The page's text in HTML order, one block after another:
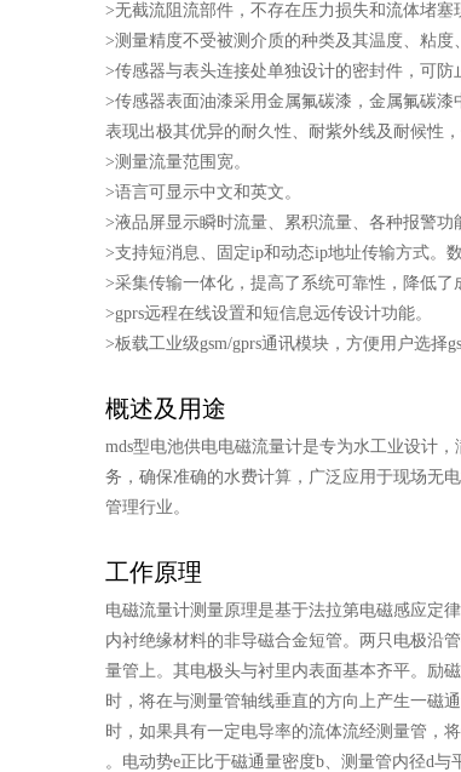
>无截流阻流部件，不存在压力损失和流体堵塞
>测量精度不受被测介质的种类及其温度、粘度
>传感器与表头连接处单独设计的密封件，可防
>传感器表面油漆采用金属氟碳漆，金属氟碳
表现出极其优异的耐久性、耐紫外线及耐候性
>测量流量范围宽。
>语言可显示中文和英文。
>液品屏显示瞬时流量、累积流量、各种报警功
>支持短消息、固定ip和动态ip地址传输方式。
>采集传输一体化，提高了系统可靠性，降低了
>gprs远程在线设置和短信息远传设计功能。
>板载工业级gsm/gprs通讯模块，方便用户选择
概述及用途
mds型电池供电电磁流量计是专为水工业设计
务，确保准确的水费计算，广泛应用于现场无
管理行业。
工作原理
电磁流量计测量原理是基于法拉第电磁感应定
内衬绝缘材料的非导磁合金短管。两只电极沿
量管上。其电极头与衬里内表面基本齐平。励
时，将在与测量管轴线垂直的方向上产生一磁
时，如果具有一定电导率的流体流经测量管，
。电动势e正比于磁通量密度b、测量管内径d与